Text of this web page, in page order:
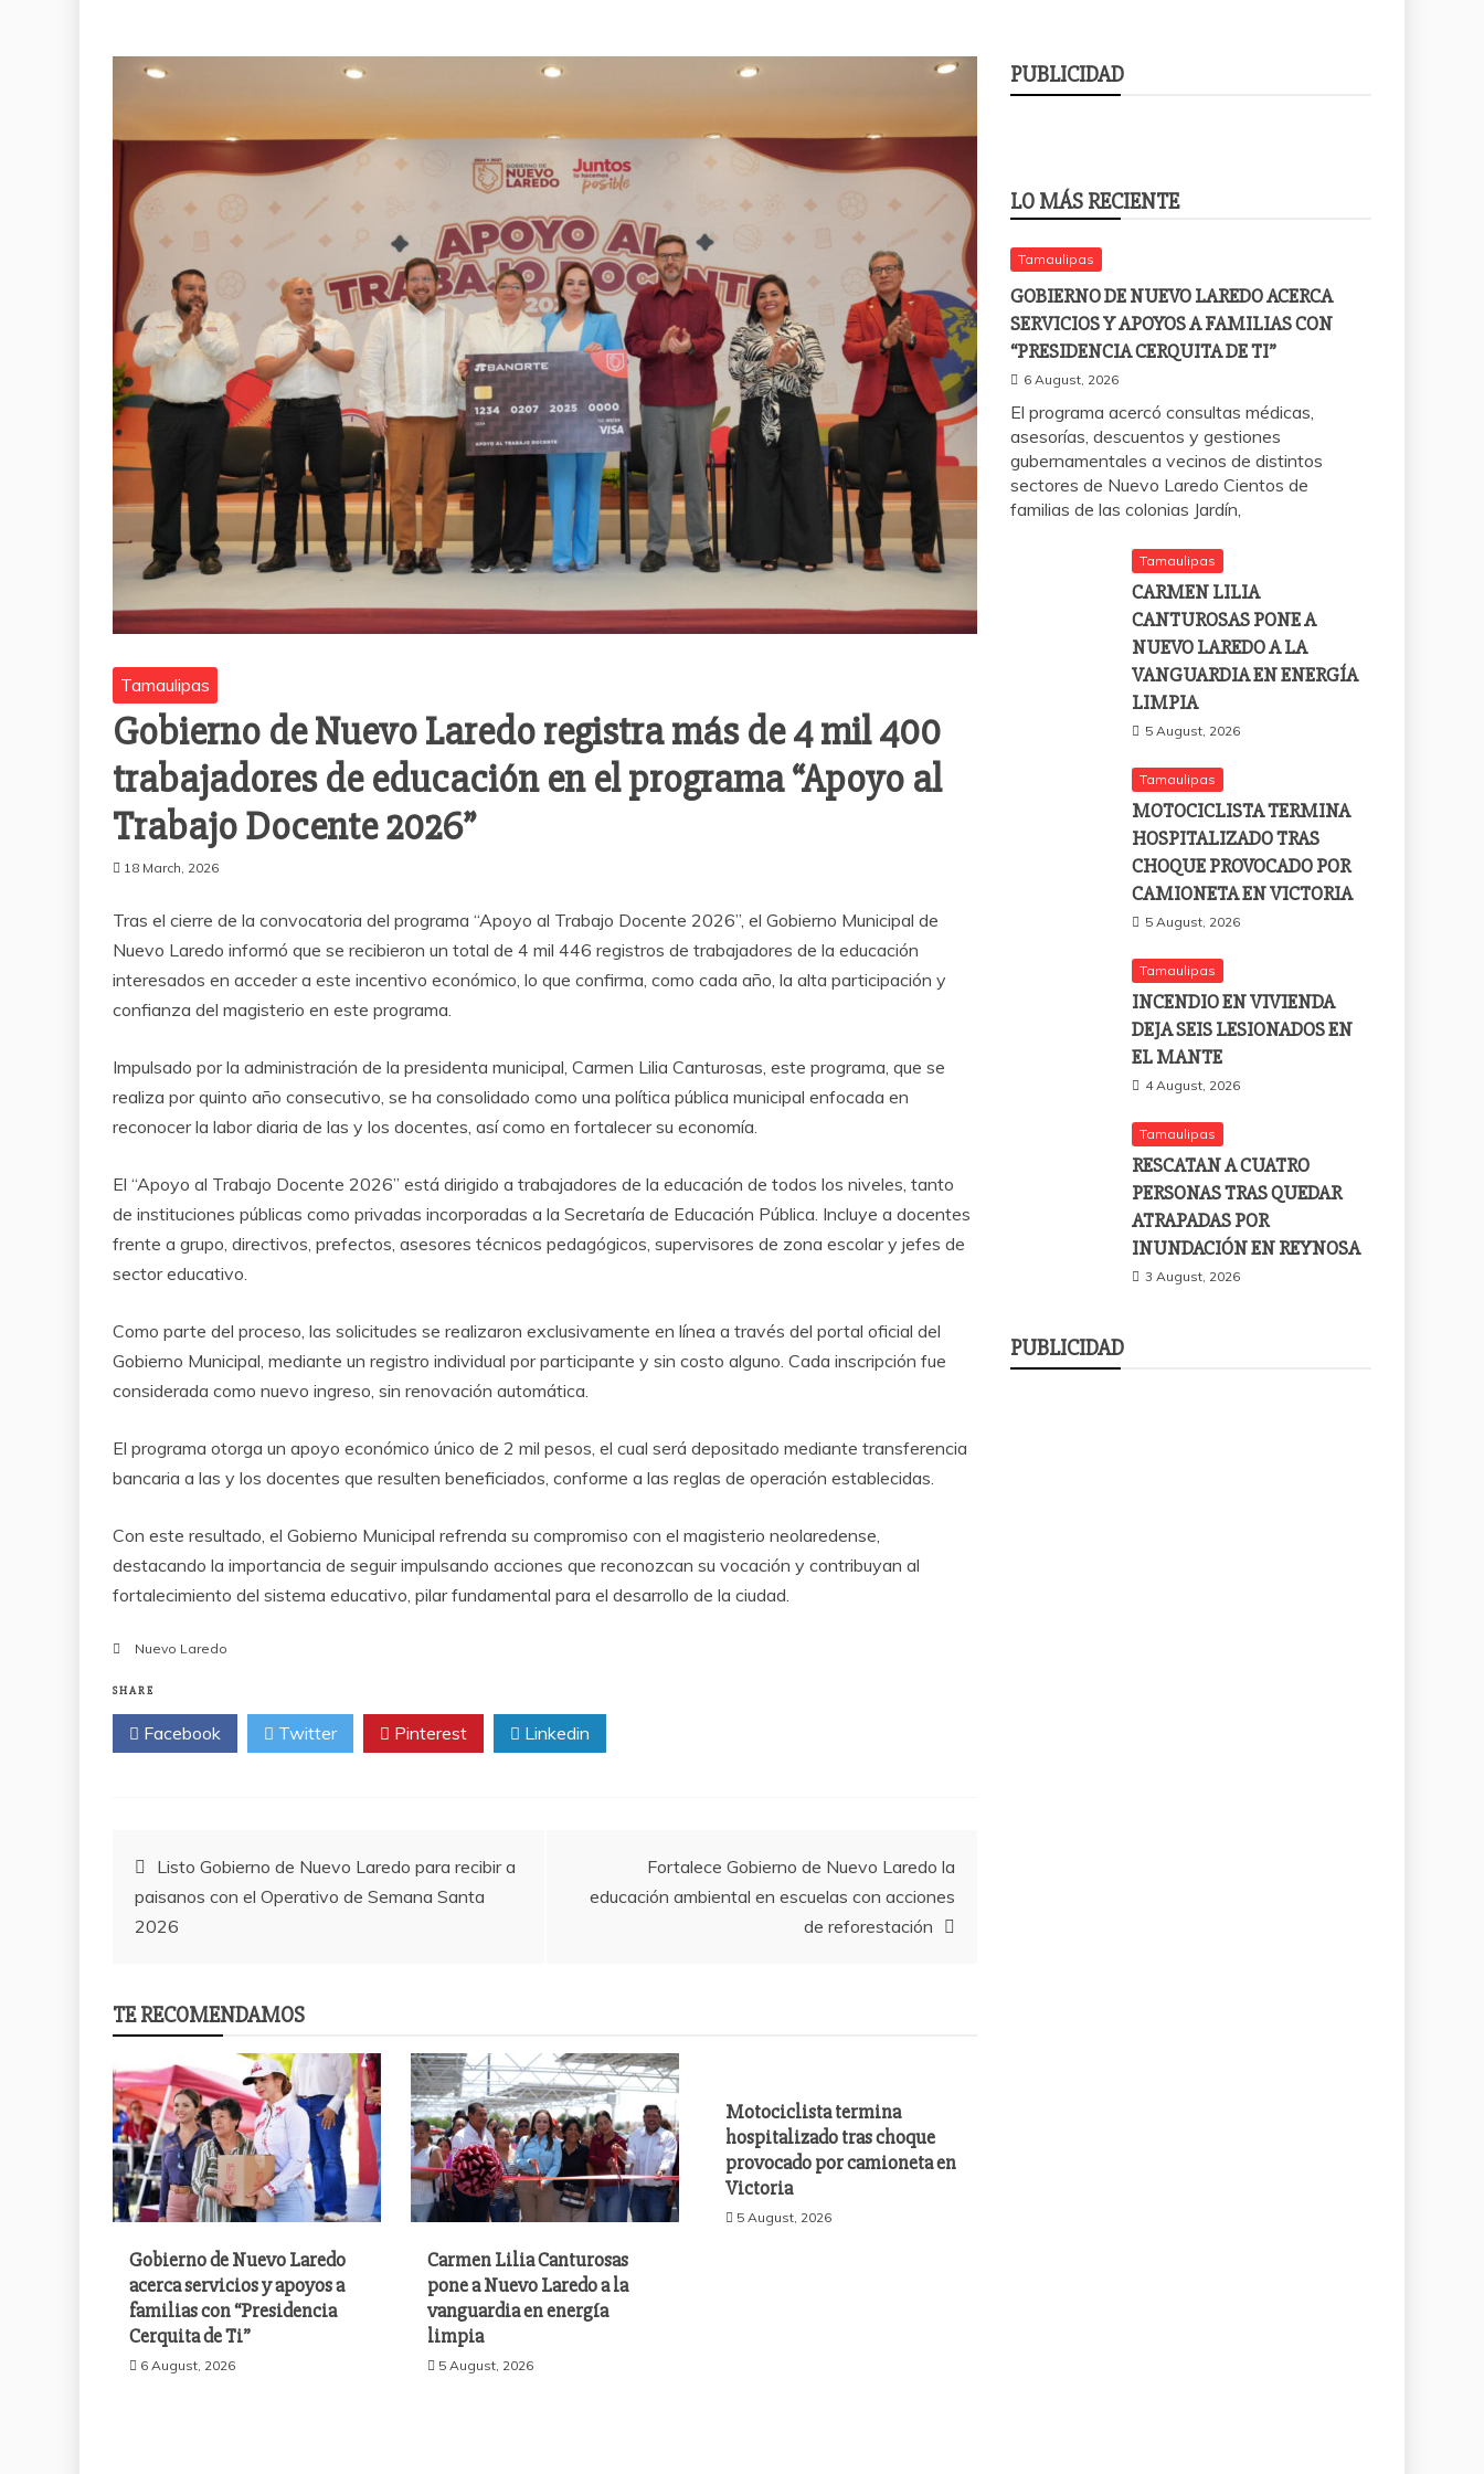
Tamaulipas
Gobierno de Nuevo Laredo registra más de 4 mil 400
trabajadores de educación en el programa “Apoyo al
Trabajo Docente 2026”
18 March, 2026
Tras el cierre de la convocatoria del programa “Apoyo al Trabajo Docente 2026”, el Gobierno Municipal de
Nuevo Laredo informó que se recibieron un total de 4 mil 446 registros de trabajadores de la educación
interesados en acceder a este incentivo económico, lo que confirma, como cada año, la alta participación y
confianza del magisterio en este programa.
Impulsado por la administración de la presidenta municipal, Carmen Lilia Canturosas, este programa, que se
realiza por quinto año consecutivo, se ha consolidado como una política pública municipal enfocada en
reconocer la labor diaria de las y los docentes, así como en fortalecer su economía.
El “Apoyo al Trabajo Docente 2026” está dirigido a trabajadores de la educación de todos los niveles, tanto
de instituciones públicas como privadas incorporadas a la Secretaría de Educación Pública. Incluye a docentes
frente a grupo, directivos, prefectos, asesores técnicos pedagógicos, supervisores de zona escolar y jefes de
sector educativo.
Como parte del proceso, las solicitudes se realizaron exclusivamente en línea a través del portal oficial del
Gobierno Municipal, mediante un registro individual por participante y sin costo alguno. Cada inscripción fue
considerada como nuevo ingreso, sin renovación automática.
El programa otorga un apoyo económico único de 2 mil pesos, el cual será depositado mediante transferencia
bancaria a las y los docentes que resulten beneficiados, conforme a las reglas de operación establecidas.
Con este resultado, el Gobierno Municipal refrenda su compromiso con el magisterio neolaredense,
destacando la importancia de seguir impulsando acciones que reconozcan su vocación y contribuyan al
fortalecimiento del sistema educativo, pilar fundamental para el desarrollo de la ciudad.
Nuevo Laredo
SHARE
Facebook Twitter Pinterest Linkedin
Post
navigation
Listo Gobierno de Nuevo Laredo para recibir a
paisanos con el Operativo de Semana Santa
2026
Fortalece Gobierno de Nuevo Laredo la
educación ambiental en escuelas con acciones
de reforestación
TE RECOMENDAMOS
Gobierno de Nuevo Laredo
acerca servicios y apoyos a
familias con “Presidencia
Cerquita de Ti”
6 August, 2026
Carmen Lilia Canturosas
pone a Nuevo Laredo a la
vanguardia en energía
limpia
5 August, 2026
Motociclista termina
hospitalizado tras choque
provocado por camioneta en
Victoria
5 August, 2026
PUBLICIDAD
LO MÁS RECIENTE
Tamaulipas
GOBIERNO DE NUEVO LAREDO ACERCA
SERVICIOS Y APOYOS A FAMILIAS CON
“PRESIDENCIA CERQUITA DE TI”
6 August, 2026
El programa acercó consultas médicas,
asesorías, descuentos y gestiones
gubernamentales a vecinos de distintos
sectores de Nuevo Laredo Cientos de
familias de las colonias Jardín,
Tamaulipas
CARMEN LILIA
CANTUROSAS PONE A
NUEVO LAREDO A LA
VANGUARDIA EN ENERGÍA
LIMPIA
5 August, 2026
Tamaulipas
MOTOCICLISTA TERMINA
HOSPITALIZADO TRAS
CHOQUE PROVOCADO POR
CAMIONETA EN VICTORIA
5 August, 2026
Tamaulipas
INCENDIO EN VIVIENDA
DEJA SEIS LESIONADOS EN
EL MANTE
4 August, 2026
Tamaulipas
RESCATAN A CUATRO
PERSONAS TRAS QUEDAR
ATRAPADAS POR
INUNDACIÓN EN REYNOSA
3 August, 2026
PUBLICIDAD